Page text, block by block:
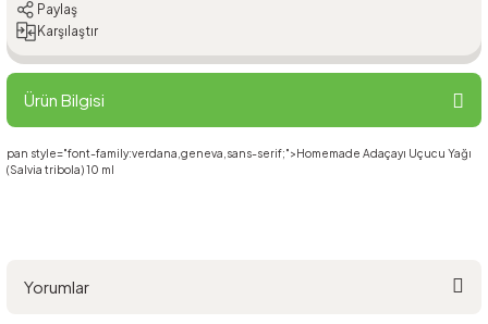
Paylaş
Karşılaştır
Ürün Bilgisi
pan style="font-family:verdana,geneva,sans-serif;">Homemade Adaçayı Uçucu Yağı
(Salvia tribola) 10 ml
Yorumlar